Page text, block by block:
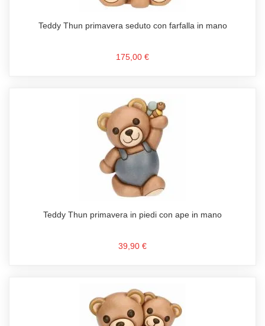
Teddy Thun primavera seduto con farfalla in mano
175,00 €
Teddy Thun primavera in piedi con ape in mano
39,90 €